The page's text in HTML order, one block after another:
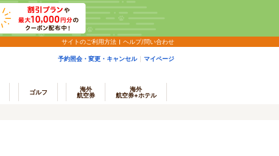
サイトのご利用方法 ヘルプ/問い合わせ
予約照会・変更・キャンセル マイページ
ゴルフ
海外
航空券
海外
航空券+ホテル